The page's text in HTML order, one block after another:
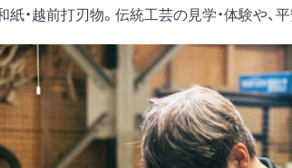
・越前打刃物。伝統工芸の見学・体験や、